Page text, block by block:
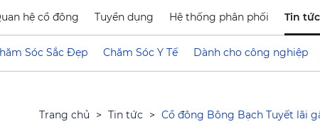
hệ cổ đông Tuyển dụng Hệ thống phân phối Tin tức
Sóc Sắc Đẹp Chăm Sóc Y Tế Dành cho công nghiệp
Trang chủ > Tin tức > Cổ đông Bông Bạch Tuyết lãi